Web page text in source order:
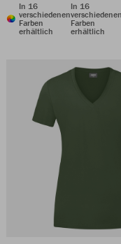
In 16
verschiedenen
Farben
erhältlich
In 16
Farben
erhältlich